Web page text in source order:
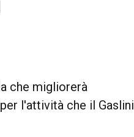
che migliorerà
l'attività che il Gaslini